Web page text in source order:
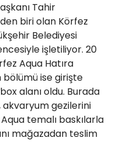
Tahir
biri olan Körfez
Belediyesi
işletiliyor. 20
Aqua Hatıra
bölümü ise girişte
alanı oldu. Burada
gezilerini
temalı baskılarla
mağazadan teslim